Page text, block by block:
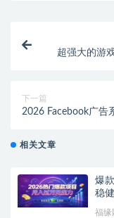
超强大的游
下一篇
2026 Facebook广告
相关文章
爆
稳
福缘